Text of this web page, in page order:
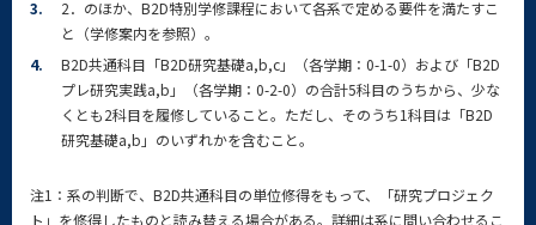
3.
2．のほか、B2D特別学修課程において各系で定める要件を満たすこ
と（学修案内を参照）。
4.
B2D共通科目「B2D研究基礎a,b,c」（各学期：0-1-0）および「B2D
プレ研究実践a,b」（各学期：0-2-0）の合計5科目のうちから、少な
くとも2科目を履修していること。ただし、そのうち1科目は「B2D
研究基礎a,b」のいずれかを含むこと。
注1：系の判断で、B2D共通科目の単位修得をもって、「研究プロジェク
ト」を修得したものと読み替える場合がある。詳細は系に問い合わせるこ